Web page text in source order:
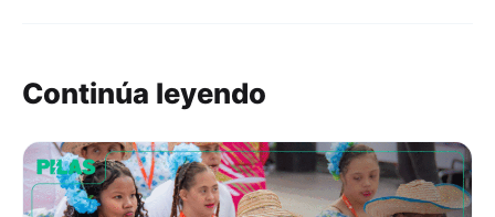
Continúa leyendo